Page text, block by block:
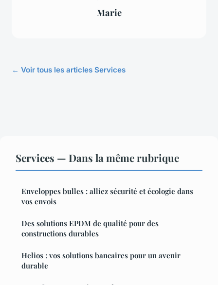
Marie
← Voir tous les articles Services
Services — Dans la même rubrique
Enveloppes bulles : alliez sécurité et écologie dans
vos envois
Des solutions EPDM de qualité pour des
constructions durables
Helios : vos solutions bancaires pour un avenir
durable